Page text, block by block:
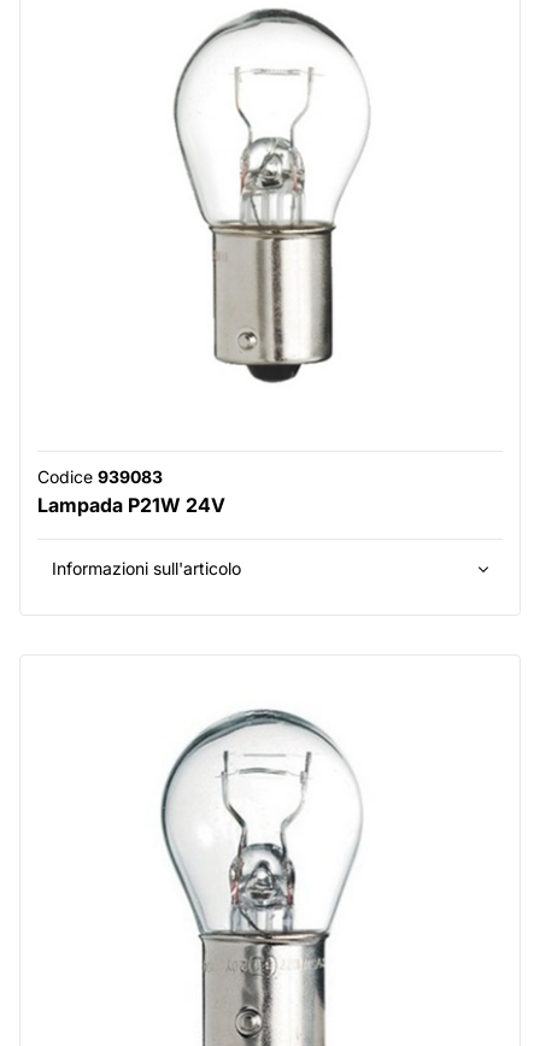
Codice 939083
Lampada P21W 24V
Informazioni sull'articolo